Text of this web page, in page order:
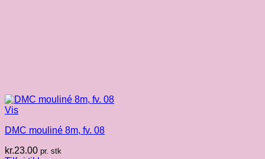
Vis
DMC mouliné 8m, fv. 08
kr.23.00 pr. stk